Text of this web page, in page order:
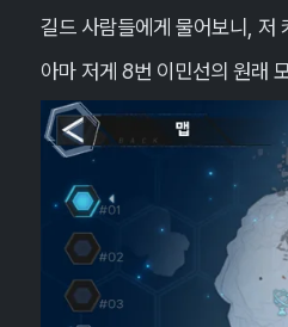
길드 사람들에게 물어보니, 저
아마 저게 8번 이민선의 원래